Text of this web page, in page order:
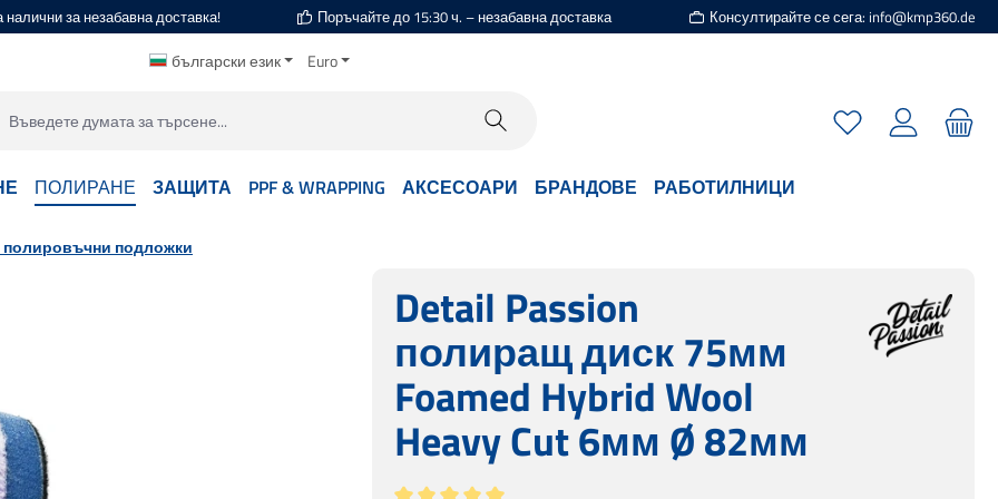
за незабавна доставка! Поръчайте до 15:30 ч. – незабавна доставка Консултирайте се сега: info@kmp360.de
български език Euro
Имате 0
ПОЛИРАНЕ ЗАЩИТА PPF & WRAPPING АКСЕСОАРИ БРАНДОВЕ РАБОТИЛНИЦИ
полировъчни подложки
Detail Passion
полиращ диск 75мм
Foamed Hybrid Wool
Heavy Cut 6мм Ø 82мм